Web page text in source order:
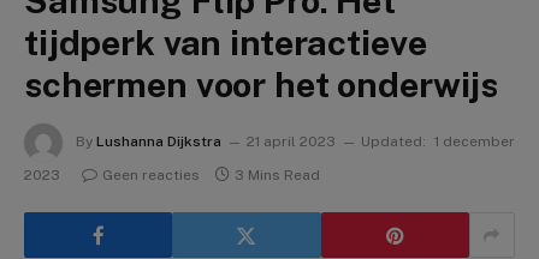
tijdperk van interactieve
schermen voor het onderwijs
By Lushanna Dijkstra 21 april 2023 Updated: 1 december
2023
Geen reacties 3 Mins Read